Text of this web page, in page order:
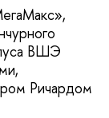
ВШЭ
Ричардом